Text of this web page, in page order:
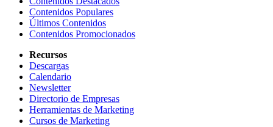
Contenidos Populares
Últimos Contenidos
Contenidos Promocionados
Recursos
Descargas
Calendario
Newsletter
Directorio de Empresas
Herramientas de Marketing
Cursos de Marketing